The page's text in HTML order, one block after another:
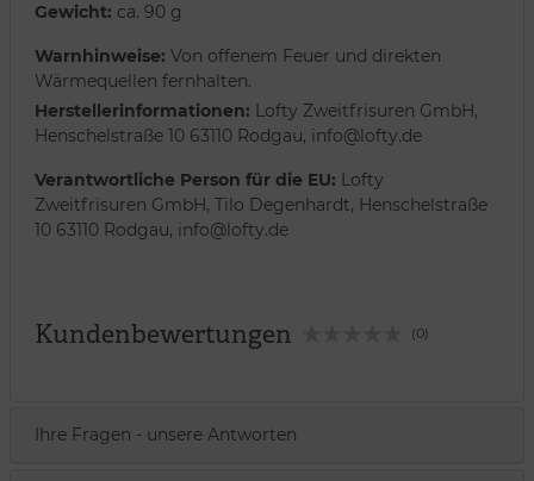
Gewicht: ca. 90 g
Warnhinweise: Von offenem Feuer und direkten
Wärmequellen fernhalten.
Herstellerinformationen: Lofty Zweitfrisuren GmbH,
Henschelstraße 10 63110 Rodgau, info@lofty.de
Verantwortliche Person für die EU: Lofty
Zweitfrisuren GmbH, Tilo Degenhardt, Henschelstraße
10 63110 Rodgau, info@lofty.de
Kundenbewertungen (0)
Ihre Fragen - unsere Antworten